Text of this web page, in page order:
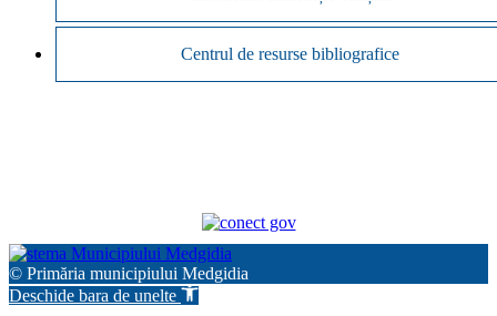
Centrul de resurse bibliografice
© Primăria municipiului Medgidia
Deschide bara de unelte